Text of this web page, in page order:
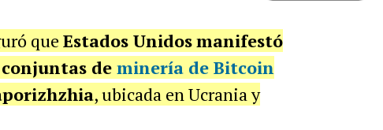
que Estados Unidosmanifestó
de minería de Bitcoin
, ubicada en Ucrania y